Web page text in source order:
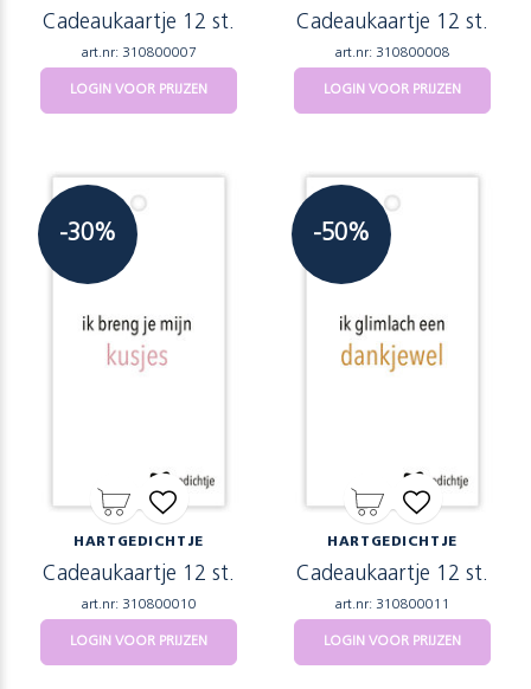
Cadeaukaartje 12 st.
art.nr: 310800007
LOGIN VOOR PRIJZEN
Cadeaukaartje 12 st.
art.nr: 310800008
LOGIN VOOR PRIJZEN
-30%
HARTGEDICHTJE
Cadeaukaartje 12 st.
art.nr: 310800010
LOGIN VOOR PRIJZEN
-50%
HARTGEDICHTJE
Cadeaukaartje 12 st.
art.nr: 310800011
LOGIN VOOR PRIJZEN